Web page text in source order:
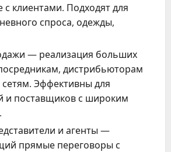
с клиентами. Подходят для
спроса, одежды,
— реализация больших
дистрибьюторам
Эффективны для
и поставщиков с широким
и агенты —
прямые переговоры с